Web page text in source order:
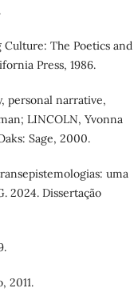
Culture: The Poetics and
Press, 1986.
personal narrative,
LINCOLN, Yvonna
Sage, 2000.
uma
2024. Dissertação
2011.